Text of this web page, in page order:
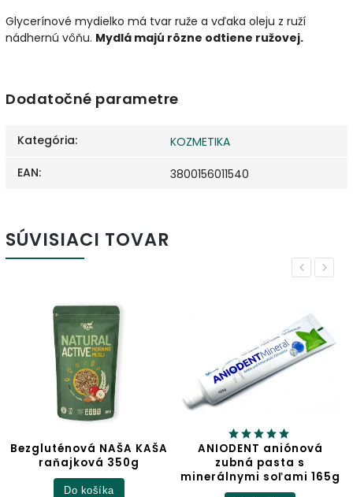
Glycerínové mydielko má tvar ruže a vďaka oleju z ruží
nádhernú vôňu. Mydlá majú rôzne odtiene ružovej.
Dodatočné parametre
Kategória:
KOZMETIKA
EAN: 3800156011540
SÚVISIACI TOVAR
Previous
Bezgluténová NAŠA KAŠA
raňajková 350g
Do košíka
ANIODENT aniónová
zubná pasta s
minerálnymi soľami 165g
Next